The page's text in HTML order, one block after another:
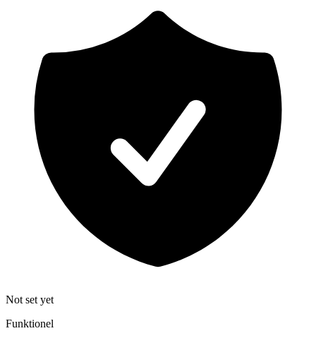
Not set yet
Funktionel